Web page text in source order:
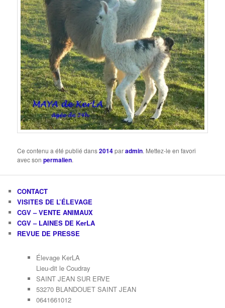
Ce contenu a été publié dans2014paradmin. Mettez-le en favori
avec sonpermalien.
CONTACT
VISITES DE L’ÉLEVAGE
CGV – VENTE ANIMAUX
CGV – LAINES DE KerLA
REVUE DE PRESSE
Élevage KerLA
Lieu-dit le Coudray
SAINT JEAN SUR ERVE
53270 BLANDOUET SAINT JEAN
0641661012